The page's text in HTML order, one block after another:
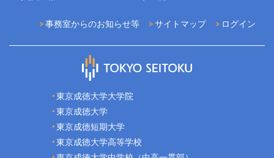
ログイン
サイトマップ
事務室からのお知らせ等
東京成徳大学大学院
東京成徳大学
東京成徳短期大学
東京成徳大学高等学校